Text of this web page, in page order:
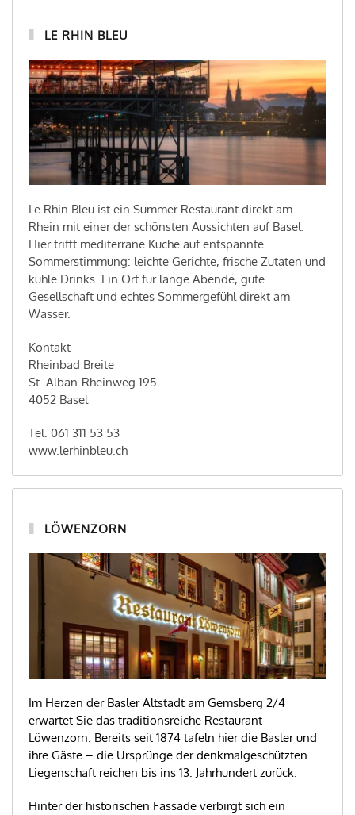
LE RHIN BLEU
Le Rhin Bleu ist ein Summer Restaurant direkt am
Rhein mit einer der schönsten Aussichten auf Basel.
Hier trifft mediterrane Küche auf entspannte
Sommerstimmung: leichte Gerichte, frische Zutaten und
kühle Drinks. Ein Ort für lange Abende, gute
Gesellschaft und echtes Sommergefühl direkt am
Wasser.
Kontakt
Rheinbad Breite
St. Alban-Rheinweg 195
4052 Basel
Tel. 061 311 53 53
www.lerhinbleu.ch
LÖWENZORN
Im Herzen der Basler Altstadt am Gemsberg 2/4
erwartet Sie das traditionsreiche Restaurant
Löwenzorn. Bereits seit 1874 tafeln hier die Basler und
ihre Gäste – die Ursprünge der denkmalgeschützten
Liegenschaft reichen bis ins 13. Jahrhundert zurück.
Hinter der historischen Fassade verbirgt sich ein